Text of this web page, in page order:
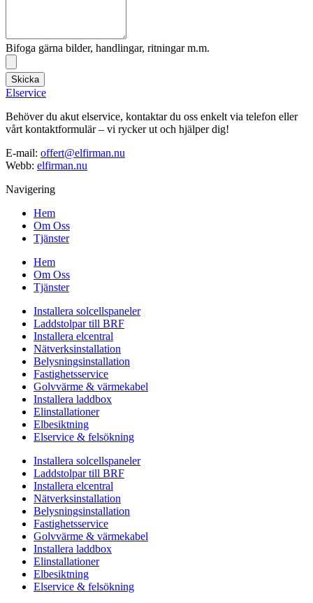
Bifoga gärna bilder, handlingar, ritningar m.m.
Skicka
Elservice
Behöver du akut elservice, kontaktar du oss enkelt via telefon eller
vårt kontaktformulär – vi rycker ut och hjälper dig!
E-mail: offert@elfirman.nu
Webb: elfirman.nu
Navigering
Hem
Om Oss
Tjänster
Hem
Om Oss
Tjänster
Installera solcellspaneler
Laddstolpar till BRF
Installera elcentral
Nätverksinstallation
Belysningsinstallation
Fastighetsservice
Golvvärme & värmekabel
Installera laddbox
Elinstallationer
Elbesiktning
Elservice & felsökning
Installera solcellspaneler
Laddstolpar till BRF
Installera elcentral
Nätverksinstallation
Belysningsinstallation
Fastighetsservice
Golvvärme & värmekabel
Installera laddbox
Elinstallationer
Elbesiktning
Elservice & felsökning